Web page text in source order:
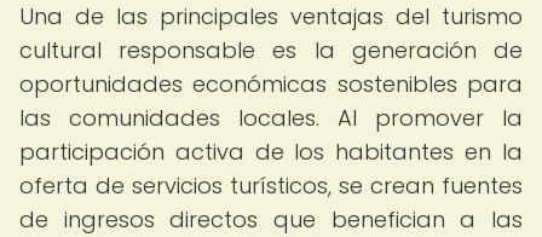
Una de las principales ventajas del turismo
cultural responsable es la generación de
oportunidades económicas sostenibles para
las comunidades locales. Al promover la
participación activa de los habitantes en la
oferta de servicios turísticos, se crean fuentes
de ingresos directos que benefician a las